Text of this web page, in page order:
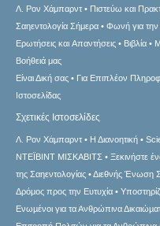
Λ. Ρον Χάμπαρντ Πιστεύω και
Σαηεντολογία Σήμερα
Φωνή για
Ερωτήσεις και Απαντήσεις
Βιβλία
Βοήθειά μας
Είναι Δική σας
Για Επιπλέον
Ιστοσελίδας
Σχετικές Ιστοσελίδες
Λ. Ρον Χάμπαρντ Η Διανοητική
ΝΤΕΪΒΙΝΤ ΜΙΣΚAΒΙΤΣ
Ξεκινήστε
της Σαηεντολογίας
Διεθνής Ένωση
Δρόμος προς την Ευτυχία
Ενωµένοι για τα Ανθρώπινα